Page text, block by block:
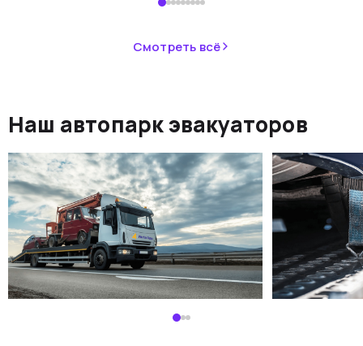
Смотреть всё
Наш автопарк эвакуаторов